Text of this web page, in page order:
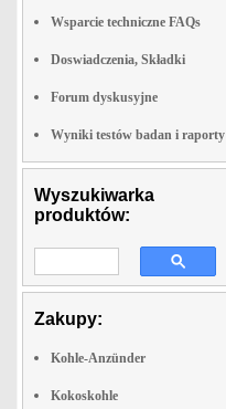
Wsparcie techniczne FAQs
Doswiadczenia, Składki
Forum dyskusyjne
Wyniki testów badan i raporty
Wyszukiwarka
produktów:
Zakupy:
Kohle-Anzünder
Kokoskohle